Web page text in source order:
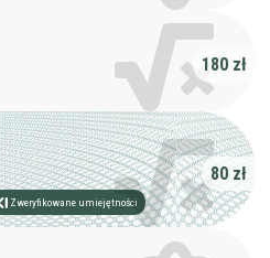
180 zł
Zweryfikowane umiejętności
80 zł